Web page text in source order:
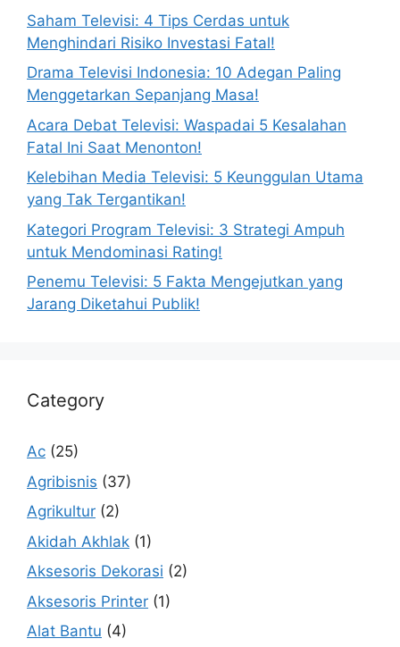
Saham Televisi: 4 Tips Cerdas untuk
Menghindari Risiko Investasi Fatal!
Drama Televisi Indonesia: 10 Adegan Paling
Menggetarkan Sepanjang Masa!
Acara Debat Televisi: Waspadai 5 Kesalahan
Fatal Ini Saat Menonton!
Kelebihan Media Televisi: 5 Keunggulan Utama
yang Tak Tergantikan!
Kategori Program Televisi: 3 Strategi Ampuh
untuk Mendominasi Rating!
Penemu Televisi: 5 Fakta Mengejutkan yang
Jarang Diketahui Publik!
Category
Ac (25)
Agribisnis (37)
Agrikultur (2)
Akidah Akhlak (1)
Aksesoris Dekorasi (2)
Aksesoris Printer (1)
Alat Bantu (4)